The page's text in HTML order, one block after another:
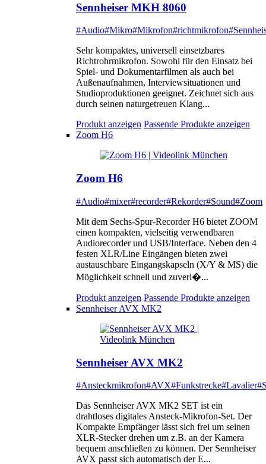
Sennheiser MKH 8060
#Audio#Mikro#Mikrofon#richtmikrofon
Sehr kompaktes, universell einsetzbares
Richtrohrmikrofon. Sowohl für den Einsatz bei
Spiel- und Dokumentarfilmen als auch bei
Außenaufnahmen, Interviewsituationen und
Studioproduktionen geeignet. Zeichnet sich aus
durch seinen naturgetreuen Klang...
Produkt anzeigen Passende Produkte anzeigen
Zoom H6
Zoom H6
#Audio#mixer#recorder#Rekorder#Sound#Zoom
Mit dem Sechs-Spur-Recorder H6 bietet ZOOM
einen kompakten, vielseitig verwendbaren
Audiorecorder und USB/Interface. Neben den 4
festen XLR/Line Eingängen bieten zwei
austauschbare Eingangskapseln (X/Y & MS) die
Möglichkeit schnell und zuverl�...
Produkt anzeigen Passende Produkte anzeigen
Sennheiser AVX MK2
Sennheiser AVX MK2
#Ansteckmikrofon#AVX#Funkstrecke#Lavalier
Das Sennheiser AVX MK2 SET ist ein
drahtloses digitales Ansteck-Mikrofon-Set. Der
Kompakte Empfänger lässt sich frei um seinen
XLR-Stecker drehen um z.B. an der Kamera
bequem anschließen zu können. Der Sennheiser
AVX passt sich automatisch der E...